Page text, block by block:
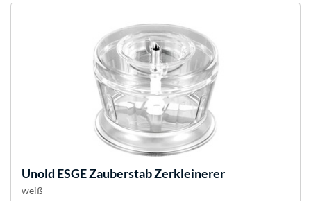
Unold ESGE Zauberstab Zerkleinerer
weiß